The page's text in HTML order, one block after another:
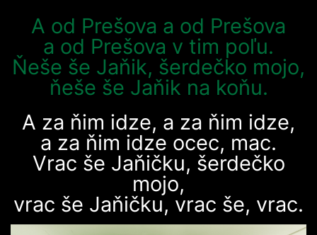
A od Prešova a od Prešova
a od Prešova v tim poľu.
Ňeše še Jaňik, šerdečko mojo,
ňeše še Jaňik na koňu.
A za ňim idze, a za ňim idze,
a za ňim idze ocec, mac.
Vrac še Jaňičku, šerdečko
mojo,
vrac še Jaňičku, vrac še, vrac.